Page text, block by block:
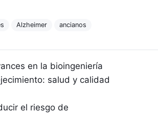
Alzheimer ancianos
entradas
en la bioingeniería
salud y calidad
el riesgo de